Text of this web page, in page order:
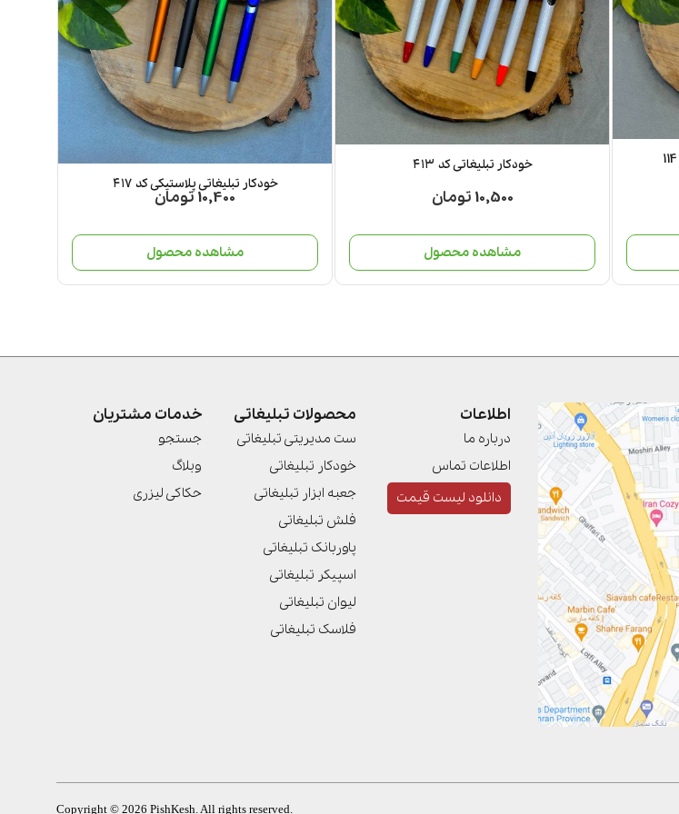
خودکار تبلیغاتی کد ۴۱۳
10,500 تومان
مشاهده محصول
خودکار تبلیغاتی پلاستیکی کد ۴۱۷
10,400 تومان
مشاهده محصول
اطلاعات
درباره ما
اطلاعات تماس
دانلود لیست قیمت
محصولات تبلیغاتی
ست مدیریتی تبلیغاتی
خودکار تبلیغاتی
جعبه ابزار تبلیغاتی
فلش تبلیغاتی
پاوربانک تبلیغاتی
اسپیکر تبلیغاتی
لیوان تبلیغاتی
فلاسک تبلیغاتی
خدمات مشتریان
جستجو
وبلاگ
حکاکی لیزری
Copyright © 2026 PishKesh. All rights reserved.